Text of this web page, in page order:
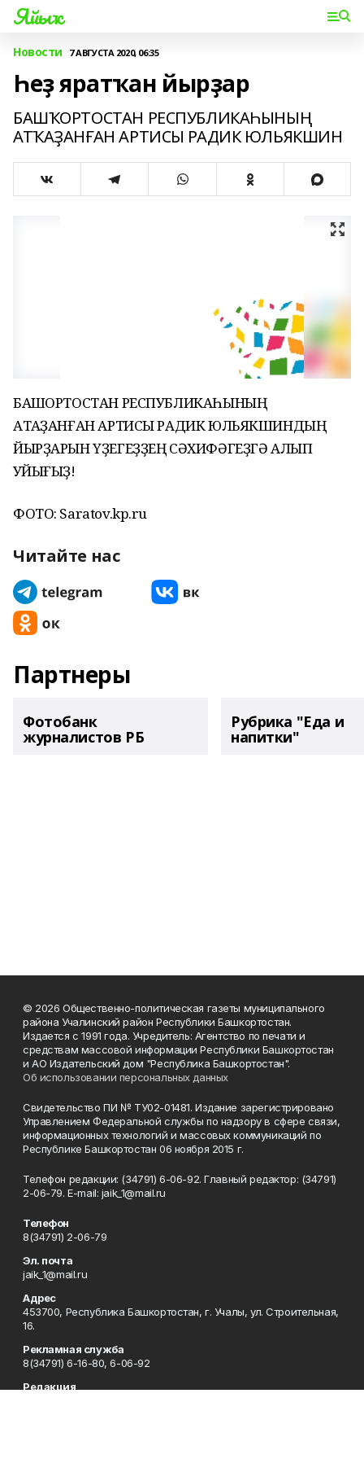
Яйыҡ
Новости 7 АВГУСТА 2020, 06:35
Һеҙ яратҡан йырҙар
БАШҠОРТОСТАН РЕСПУБЛИКАҺЫНЫҢ
АТҠАҘАНҒАН АРТИСЫ РАДИК ЮЛЬЯКШИН
БАШҠОРТОСТАН РЕСПУБЛИКАҺЫНЫҢ
АТҠАҘАНҒАН АРТИСЫ РАДИК ЮЛЬЯКШИНДЫҢ
ЙЫРҘАРЫН ҮҘЕГЕҘҘЕҢ СӘХИФӘГЕҘГӘ АЛЫП
ҠУЙЫҒЫҘ!
ФОТО: Saratov.kp.ru
Читайте нас
Партнеры
Фотобанк
журналистов РБ
Рубрика "Еда и
напитки"
© 2026 Общественно-политическая газеты муниципального
района Учалинский район Республики Башкортостан.
Издается с 1991 года. Учредитель: Агентство по печати и
средствам массовой информации Республики Башкортостан
и АО Издательский дом "Республика Башкортостан".
Об использовании персональных данных
Свидетельство ПИ № ТУ02-01481. Издание зарегистрировано
Управлением Федеральной службы по надзору в сфере связи,
информационных технологий и массовых коммуникаций по
Республике Башкортостан 06 ноября 2015 г.
Телефон редакции: (34791) 6-06-92. Главный редактор: (34791)
2-06-79. Е-mаil: jaik_1@mail.ru
Телефон
8(34791) 2-06-79
Эл. почта
jaik_1@mail.ru
Адрес
453700, Республика Башкортостан, г. Учалы, ул. Строительная,
16.
Рекламная служба
8(34791) 6-16-80, 6-06-92
Редакция